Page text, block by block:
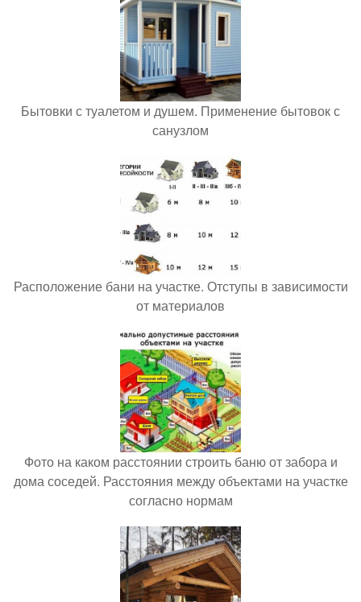
Бытовки с туалетом и душем. Применение бытовок с
санузлом
Расположение бани на участке. Отступы в зависимости
от материалов
Фото на каком расстоянии строить баню от забора и
дома соседей. Расстояния между объектами на участке
согласно нормам